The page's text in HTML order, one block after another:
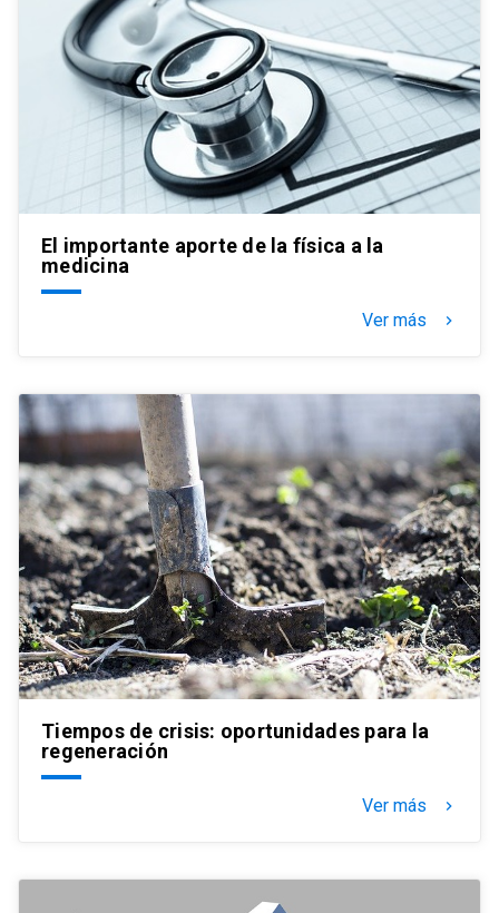
El importante aporte de la física a la
medicina
Ver más keyboard_arrow_right
Tiempos de crisis: oportunidades para la
regeneración
Ver más keyboard_arrow_right